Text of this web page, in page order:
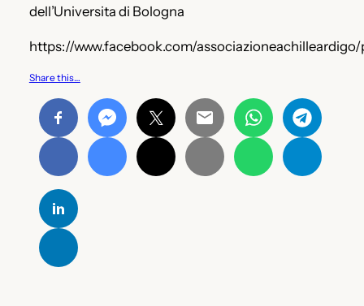
dell’Universita di Bologna
https://www.facebook.com/
Share this…